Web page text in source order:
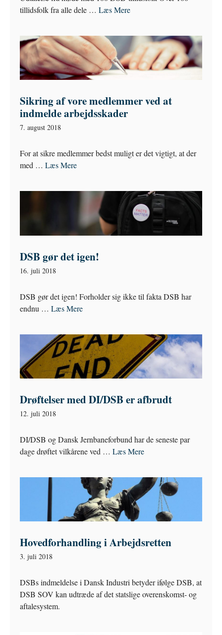
tillidsfolk fra alle dele … Læs Mere
Sikring af vore medlemmer ved at
indmelde arbejdsskader
7. august 2018
For at sikre medlemmer bedst muligt er det vigtigt, at der
med … Læs Mere
DSB gør det igen!
16. juli 2018
DSB gør det igen! Forholder sig ikke til fakta DSB har
endnu … Læs Mere
Drøftelser med DI/DSB er afbrudt
12. juli 2018
DI/DSB og Dansk Jernbaneforbund har de seneste par
dage drøftet vilkårene ved … Læs Mere
Hovedforhandling i Arbejdsretten
3. juli 2018
DSBs indmeldelse i Dansk Industri betyder ifølge DSB, at
DSB SOV kan udtræde af det statslige overenskomst- og
aftalesystem.